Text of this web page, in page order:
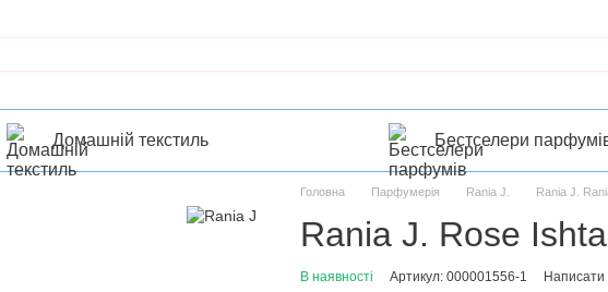
Домашній текстиль Бестселери
Головна Парфумерія Rania J. Rania J.
Rania J. Rose
В наявності Артикул: 000001556-1 Написати